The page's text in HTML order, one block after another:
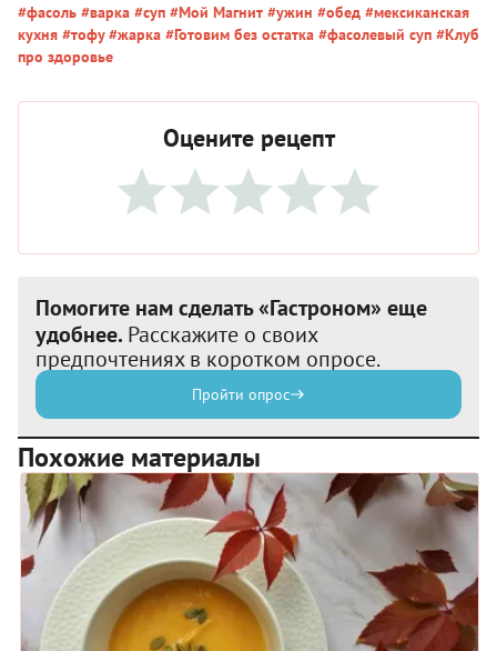
#фасоль #варка #суп #Мой Магнит #ужин #обед #мексиканская
кухня #тофу#жарка #Готовим без остатка #фасолевый суп #Клуб
про здоровье
Оцените рецепт
Помогите нам сделать «Гастроном» еще
удобнее. Расскажите о своих
предпочтениях в коротком опросе.
Пройти опрос
Похожие материалы